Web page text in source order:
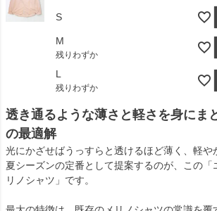
S
M
残りわずか
L
残りわずか
透き通るような薄さと軽さを身にま
の最適解
光にかざせばうっすらと透けるほど薄く、軽や
夏シーズンの定番として提案するのが、この「
リノシャツ」です。